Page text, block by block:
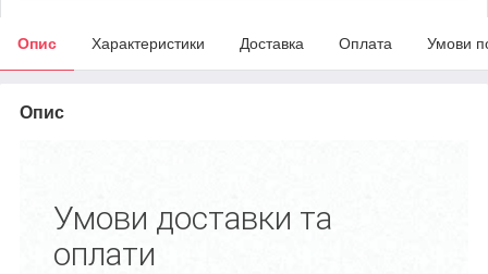
Опис Характеристики Доставка Оплата Умови
Опис
Умови доставки та
оплати